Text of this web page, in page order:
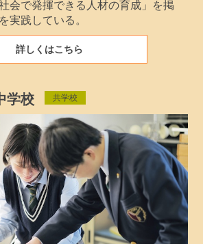
会で発揮できる人材の育成」を掲
実践している。
詳しくはこちら
学校 共学校